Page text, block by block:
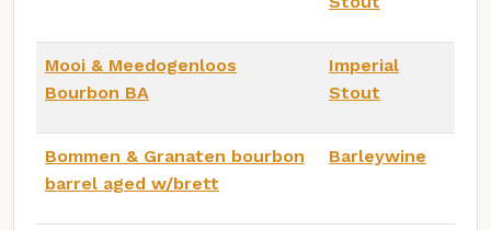
Mooi & Meedogenloos
Bourbon BA
Imperial
Stout
Bommen & Granaten bourbon
barrel aged w/brett
Barleywine